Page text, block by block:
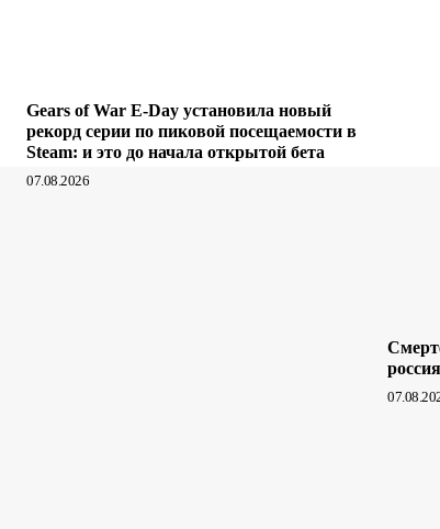
Gears of War E-Day установила новый
рекорд серии по пиковой посещаемости в
Steam: и это до начала открытой бета
07.08.2026